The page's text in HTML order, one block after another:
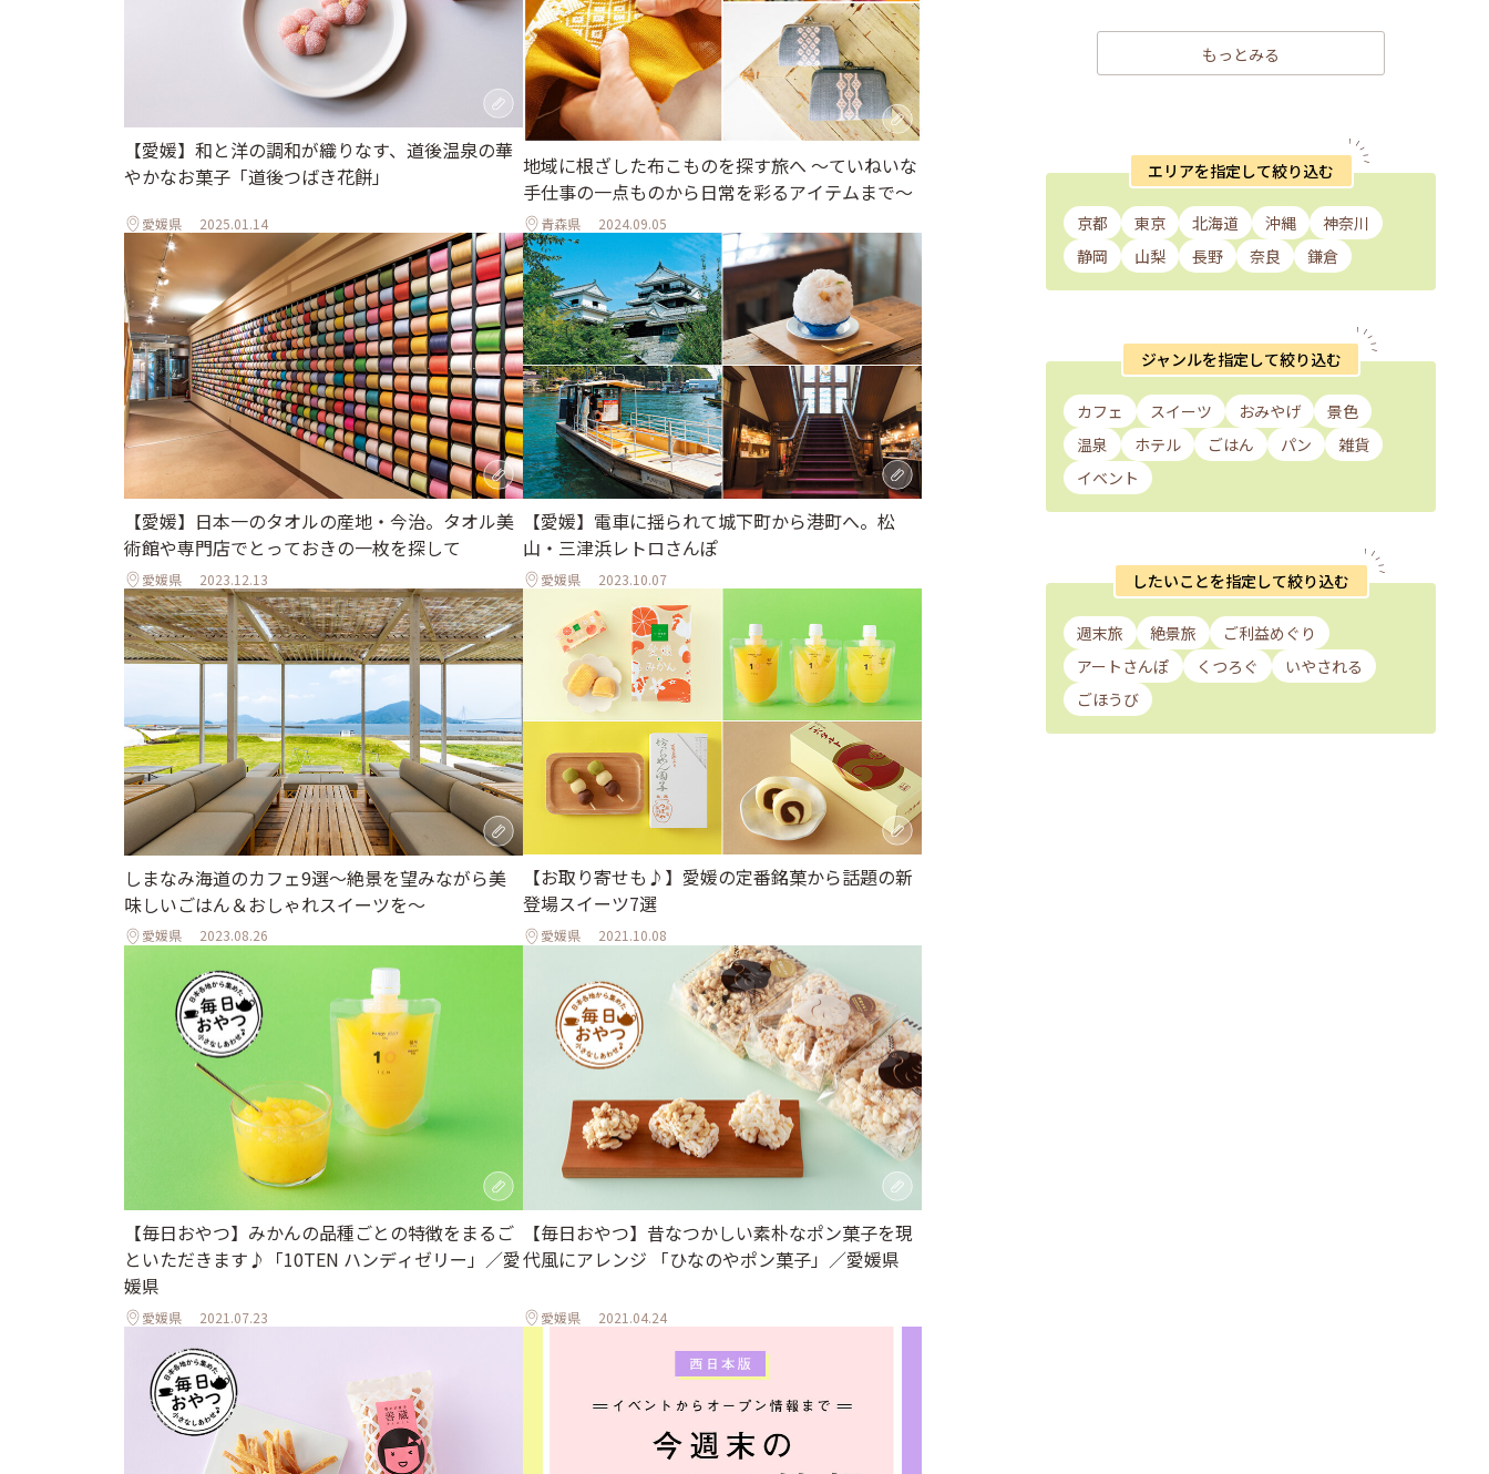
【愛媛】和と洋の調和が織りなす、道後温泉の華
やかなお菓子「道後つばき花餅」
愛媛県 2025.01.14
地域に根ざした布こものを探す旅へ 〜ていねいな
手仕事の一点ものから日常を彩るアイテムまで〜
青森県 2024.09.05
【愛媛】日本一のタオルの産地・今治。タオル美
術館や専門店でとっておきの一枚を探して
愛媛県 2023.12.13
【愛媛】電車に揺られて城下町から港町へ。松
山・三津浜レトロさんぽ
愛媛県 2023.10.07
しまなみ海道のカフェ9選〜絶景を望みながら美
味しいごはん＆おしゃれスイーツを〜
愛媛県 2023.08.26
【お取り寄せも♪】愛媛の定番銘菓から話題の新
登場スイーツ7選
愛媛県 2021.10.08
【毎日おやつ】みかんの品種ごとの特徴をまるご
といただきます♪「10TEN ハンディゼリー」／愛
媛県
愛媛県 2021.07.23
【毎日おやつ】昔なつかしい素朴なポン菓子を現
代風にアレンジ 「ひなのやポン菓子」／愛媛県
愛媛県 2021.04.24
もっとみる
エリアを指定して絞り込む
京都 東京 北海道 沖縄
神奈川
静岡
山梨 長野 奈良 鎌倉
ジャンルを指定して絞り込む
カフェ スイーツ おみやげ
景色
温泉
ホテル ごはん パン
雑貨
イベント
したいことを指定して絞り込む
週末旅 絶景旅
ご利益めぐり
アートさんぽ
くつろぐ
いやされる
ごほうび